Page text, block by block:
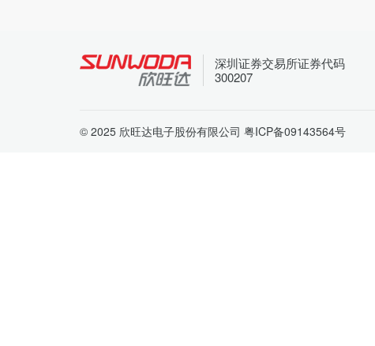
深圳证券交易所证券代码
300207
© 2025 欣旺达电子股份有限公司 粤ICP备09143564号